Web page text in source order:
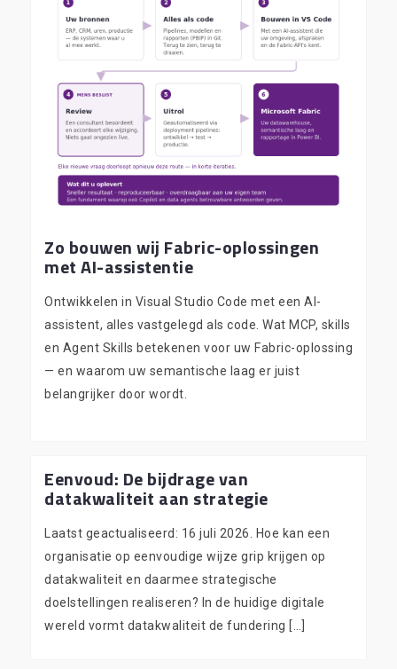
Zo bouwen wij Fabric-oplossingen
met AI-assistentie
Ontwikkelen in Visual Studio Code met een AI-
assistent, alles vastgelegd als code. Wat MCP, skills
en Agent Skills betekenen voor uw Fabric-oplossing
— en waarom uw semantische laag er juist
belangrijker door wordt.
Eenvoud: De bijdrage van
datakwaliteit aan strategie
Laatst geactualiseerd: 16 juli 2026. Hoe kan een
organisatie op eenvoudige wijze grip krijgen op
datakwaliteit en daarmee strategische
doelstellingen realiseren? In de huidige digitale
wereld vormt datakwaliteit de fundering […]